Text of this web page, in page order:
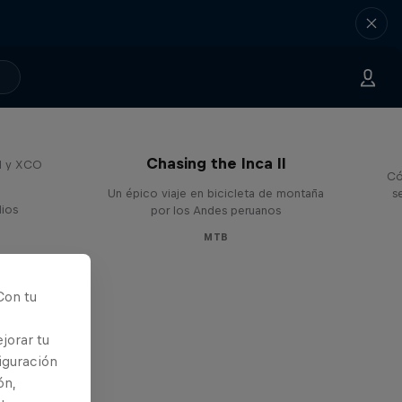
y XCO Chasing the Inca II
Un épico viaje en bicicleta de montaña
por los Andes peruanos
MTB
tu
tu